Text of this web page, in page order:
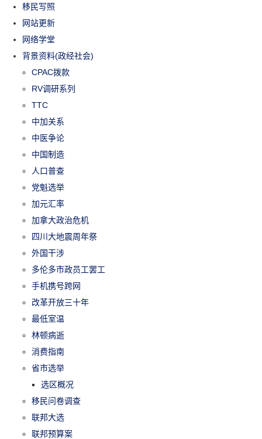
移民写照
网站更新
网络学堂
背景资料(政经社会)
CPAC拨款
RV调研系列
TTC
中加关系
中医争论
中国制造
人口普查
党魁选举
加元汇率
加拿大政治危机
四川大地震周年祭
外国干涉
多伦多市政员工罢工
手机携号跨网
改革开放三十年
最低室温
林顿病逝
消费指南
省市选举
选区概况
移民问卷调查
联邦大选
联邦预算案